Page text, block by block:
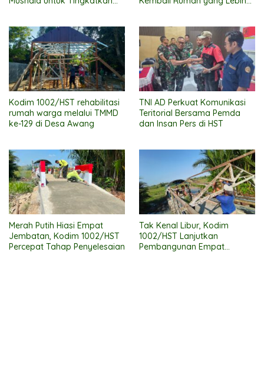
Kodim 1002/HST rehabilitasi
rumah warga melalui TMMD
ke-129 di Desa Awang
TNI AD Perkuat Komunikasi
Teritorial Bersama Pemda
dan Insan Pers di HST
Merah Putih Hiasi Empat
Jembatan, Kodim 1002/HST
Percepat Tahap Penyelesaian
Tak Kenal Libur, Kodim
1002/HST Lanjutkan
Pembangunan Empat